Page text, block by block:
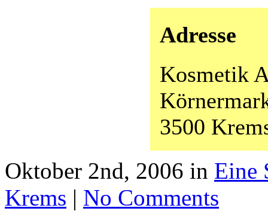
Adresse
Kosmetik
3500
Oktober 2nd, 2006 in Eine
Krems | No Comments